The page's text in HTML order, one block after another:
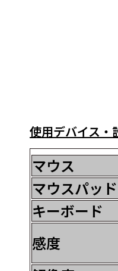
使用デバイス・
マウス
マウスパッド
キーボード
感度